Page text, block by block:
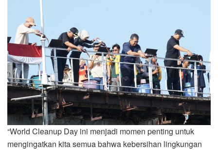
“World Cleanup Day ini menjadi momen penting untuk
mengingatkan kita semua bahwa kebersihan lingkungan